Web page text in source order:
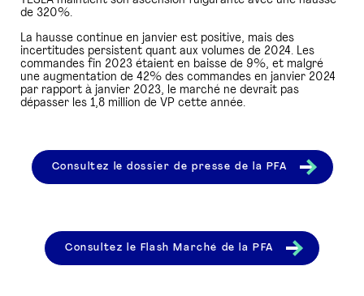
de 320%.
La hausse continue en janvier est positive, mais des
incertitudes persistent quant aux volumes de 2024. Les
commandes fin 2023 étaient en baisse de 9%, et malgré
une augmentation de 42% des commandes en janvier 2024
par rapport à janvier 2023, le marché ne devrait pas
dépasser les 1,8 million de VP cette année.
Consultez le dossier de presse de la PFA
Consultez le Flash Marché de la PFA